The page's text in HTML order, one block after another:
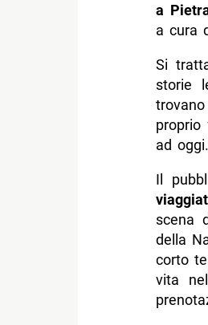
a
a cura
Si
storie
ad oggi.
Il
scena
della
corto
vita